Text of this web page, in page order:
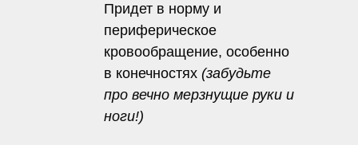
Придет в норму и
периферическое
кровообращение, особенно
в конечностях (забудьте
про вечно мерзнущие руки и
ноги!)